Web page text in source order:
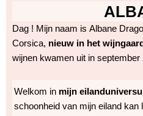
Dag ! Mijn naam is Albane
Corsica, nieuw in het
wijnen kwamen uit in september
Welkom in mijn
schoonheid van mijn eiland